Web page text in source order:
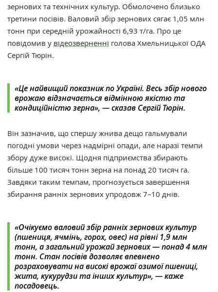
зернових та технічних культур. Обмолочено близько
третини посівів. Валовий збір зернових сягає 1,05 млн
тонн при середній урожайності 6,93 т/га. Про це
повідомив у відеозверненні голова Хмельницької ОДА
Сергій Тюрін.
«Це найвищий показник по Україні. Весь збір нового
врожаю відзначається відмінною якістю та
кондиційністю зерна», —сказав Сергій Тюрін.
Він зазначив, що спершу жнива дещо гальмували
погодні умови через надмірні опади, але наразі темпи
збору дуже високі. Щодня підприємства збирають
більше 100 тисяч тонн зерна на понад 20 тисяч га.
Завдяки таким темпам, прогнозується завершення
збирання ранніх зернових упродовж 7–10 днів.
«Очікуємо валовий збір ранніх зернових культур
(пшениця, ячмінь, горох, овес) на рівні 1,9 млн
тонн, а загальний урожай зернових — понад 4 млн
тонн. Стан посівів дозволяє впевнено
розраховувати на високі врожаї озимої пшениці,
жита, кукурудзи та інших культур», —каже
посадовець.